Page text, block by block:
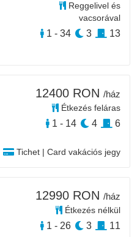
Reggelivel és
vacsorával
1 - 34 3 13
Tichet | Card vakációs jegy
12400 RON /ház
Étkezés feláras
1 - 14 4 6
12990 RON /ház
Étkezés nélkül
1 - 26 3 11